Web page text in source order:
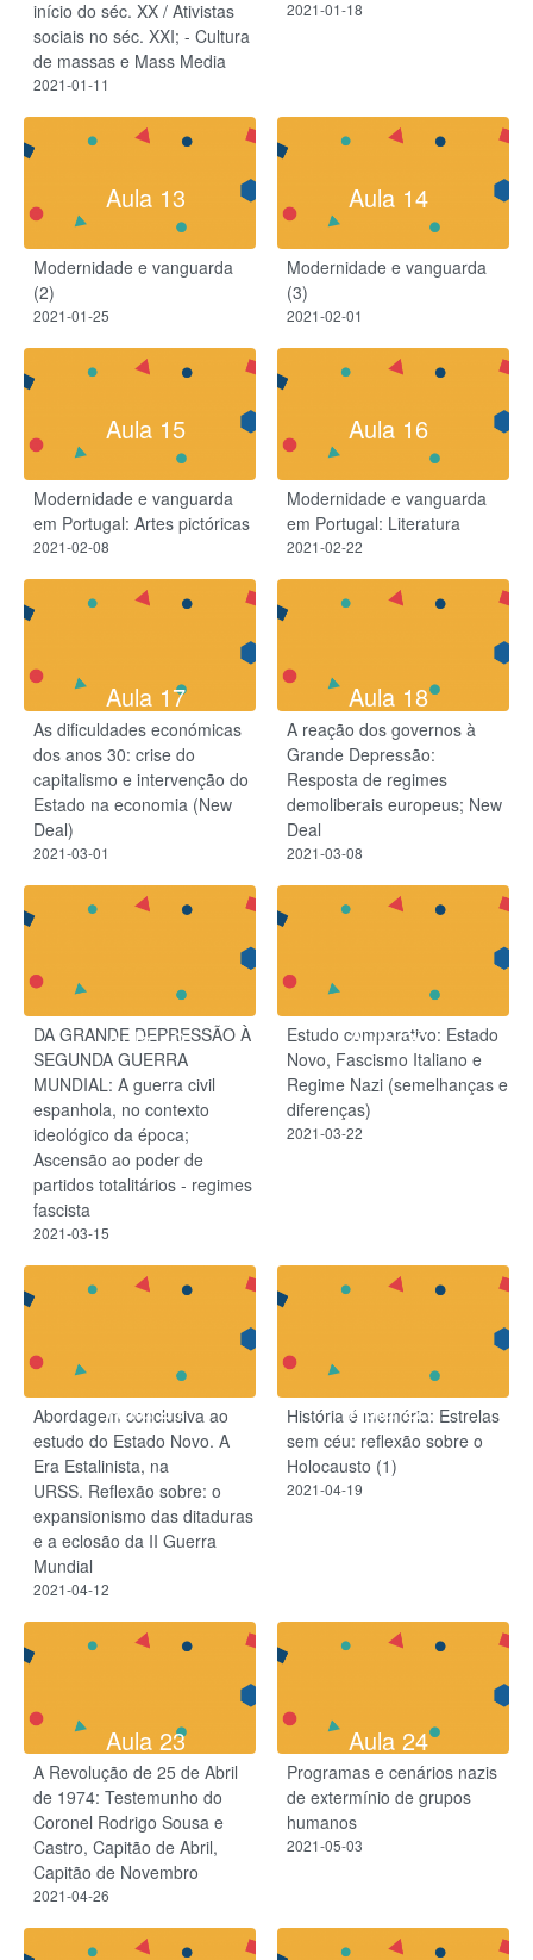
início do séc. XX / Ativistas
sociais no séc. XXI; - Cultura
de massas e Mass Media
2021-01-11
2021-01-18
Aula 13
Modernidade e vanguarda
(2)
2021-01-25
Aula 14
Modernidade e vanguarda
(3)
2021-02-01
Aula 15
Modernidade e vanguarda
em Portugal: Artes pictóricas
2021-02-08
Aula 16
Modernidade e vanguarda
em Portugal: Literatura
2021-02-22
Aula 17
As dificuldades económicas
dos anos 30: crise do
capitalismo e intervenção do
Estado na economia (New
Deal)
2021-03-01
Aula 18
A reação dos governos à
Grande Depressão:
Resposta de regimes
demoliberais europeus; New
Deal
2021-03-08
Aula 19
DA GRANDE DEPRESSÃO À
SEGUNDA GUERRA
MUNDIAL: A guerra civil
espanhola, no contexto
ideológico da época;
Ascensão ao poder de
partidos totalitários - regimes
fascista
2021-03-15
Aula 20
Estudo comparativo: Estado
Novo, Fascismo Italiano e
Regime Nazi (semelhanças e
diferenças)
2021-03-22
Aula 21
Abordagem conclusiva ao
estudo do Estado Novo. A
Era Estalinista, na
URSS. Reflexão sobre: o
expansionismo das ditaduras
e a eclosão da II Guerra
Mundial
2021-04-12
Aula 22
História é memória: Estrelas
sem céu: reflexão sobre o
Holocausto (1)
2021-04-19
Aula 23
A Revolução de 25 de Abril
de 1974: Testemunho do
Coronel Rodrigo Sousa e
Castro, Capitão de Abril,
Capitão de Novembro
2021-04-26
Aula 24
Programas e cenários nazis
de extermínio de grupos
humanos
2021-05-03